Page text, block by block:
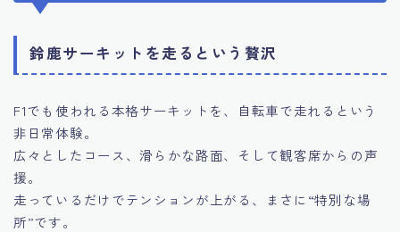
鈴鹿サーキットを走るという贅沢
F1でも使われる本格サーキットを、自転車で走れるという
非日常体験。
広々としたコース、滑らかな路面、そして観客席からの声
援。
走っているだけでテンションが上がる、まさに“特別な場
所”です。